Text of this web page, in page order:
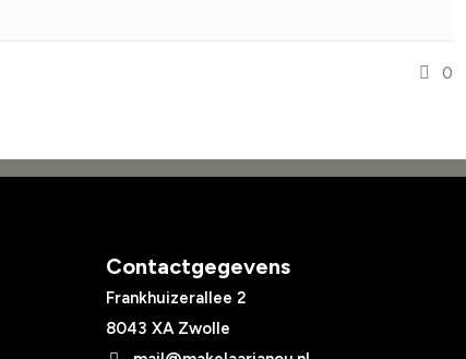
0
Contactgegevens
Frankhuizerallee 2
8043 XA Zwolle